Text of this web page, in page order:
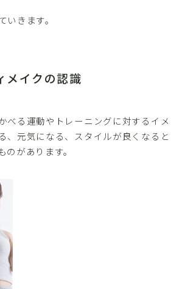
いきます。
メイクの認識
べる運動やトレーニングに対するイメ
、元気になる、スタイルが良くなると
のがあります。